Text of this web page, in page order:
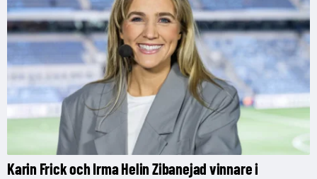
Karin Frick och Irma Helin Zibanejad vinnare i